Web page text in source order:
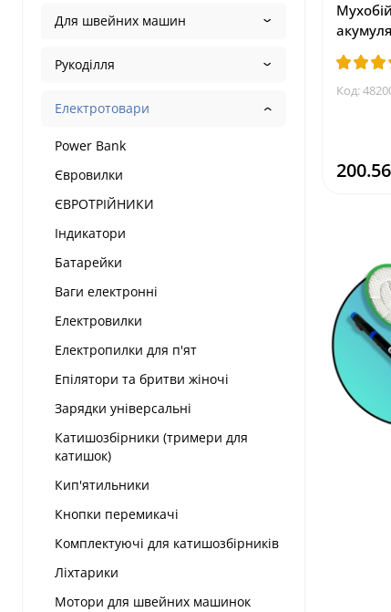
Для швейних машин
Рукоділля
Електротовари
Power Bank
Євровилки
ЄВРОТРІЙНИКИ
Індикатори
Батарейки
Ваги електронні
Електровилки
Електропилки для п'ят
Епілятори та бритви жіночі
Зарядки універсальні
Катишозбірники (тримери для
катишок)
Кип'ятильники
Кнопки перемикачі
Комплектуючі для катишозбірників
Ліхтарики
Мотори для швейних машинок
Код: